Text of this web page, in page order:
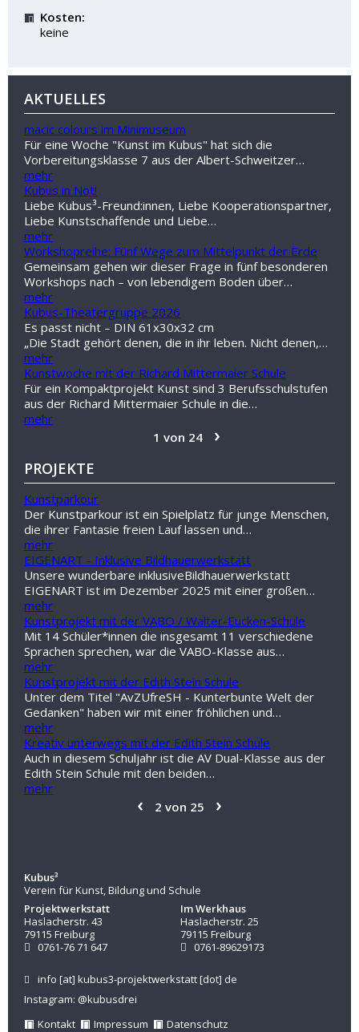
Kosten:
keine
AKTUELLES
macic colours im Minimuseum
Für eine Woche "Kunst im Kubus" hat sich die
Vorbereitungsklasse 7 aus der Albert-Schweitzer…
mehr
Kubus in Not!
Liebe Kubus³-Freund:innen, Liebe Kooperationspartner,
Liebe Kunstschaffende und Liebe…
mehr
Workshopreihe: Fünf Wege zum Mittelpunkt der Erde
Gemeinsam gehen wir dieser Frage in fünf besonderen
Workshops nach – von lebendigem Boden über…
mehr
Kubus-Theatergruppe 2026
Es passt nicht – DIN 61x30x32 cm
„Die Stadt gehört denen, die in ihr leben. Nicht denen,…
mehr
Kunstwoche mit der Richard Mittermaier Schule
Für ein Kompaktprojekt Kunst sind 3 Berufsschulstufen
aus der Richard Mittermaier Schule in die…
mehr
1 von 24
›
PROJEKTE
Kunstparkour
Der Kunstparkour ist ein Spielplatz für junge Menschen,
die ihrer Fantasie freien Lauf lassen und…
mehr
EIGENART - Inklusive Bildhauerwerkstatt
Unsere wunderbare inklusiveBildhauerwerkstatt
EIGENART ist im Dezember 2025 mit einer großen…
mehr
Kunstprojekt mit der VABO / Walter-Eucken-Schule
Mit 14 Schüler*innen die insgesamt 11 verschiedene
Sprachen sprechen, war die VABO-Klasse aus…
mehr
Kunstprojekt mit der Edith Stein Schule
Unter dem Titel "AvZUfreSH - Kunterbunte Welt der
Gedanken" haben wir mit einer fröhlichen und…
mehr
Kreativ unterwegs mit der Edith Stein Schule
Auch in diesem Schuljahr ist die AV Dual-Klasse aus der
Edith Stein Schule mit den beiden…
mehr
‹ 2 von 25 ›
Kubus³
Verein für Kunst, Bildung und Schule
Projektwerkstatt
Haslacherstr. 43
79115 Freiburg
0761-76 71 647
Im Werkhaus
Haslacherstr. 25
79115 Freiburg
0761-89629173
info [at] kubus3-projektwerkstatt[dot] de
Instagram: @kubusdrei
Kontakt
Impressum Datenschutz